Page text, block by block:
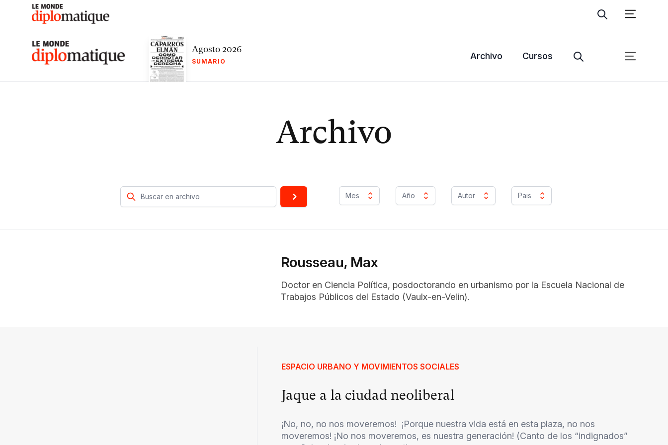
Suscribite
Le monde diplomatique Agosto 2026
SUMARIO
Archivo Cursos
Archivo
Mes Año Autor Pais
Rousseau, Max
Doctor en Ciencia Política, posdoctorando en urbanismo por la Escuela Nacional de
Trabajos Públicos del Estado (Vaulx-en-Velin).
ESPACIO URBANO Y MOVIMIENTOS SOCIALES
Jaque a la ciudad neoliberal
¡No, no, no nos moveremos! ¡Porque nuestra vida está en esta plaza, no nos
moveremos! ¡No nos moveremos, es nuestra generación! (Canto de los “indignados”